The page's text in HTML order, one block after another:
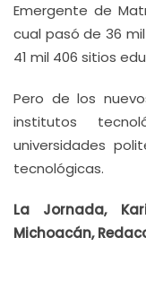
Emergente de
cual pasó de 36
41 mil 406 sitios
Pero de los
institutos
universidades
tecnológicas.
La Jornada,
Michoacán,